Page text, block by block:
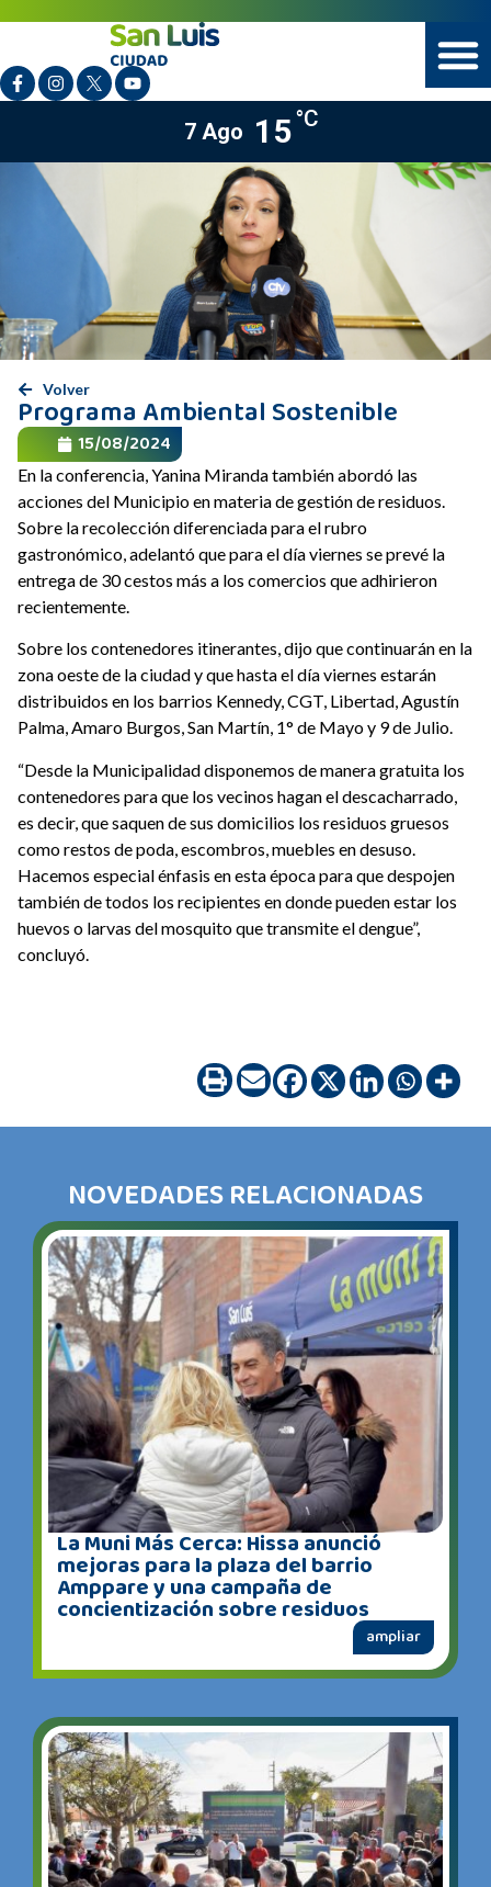
7 Ago 15°C
Volver
Programa Ambiental Sostenible
15/08/2024
En la conferencia, Yanina Miranda también abordó las
acciones del Municipio en materia de gestión de residuos.
Sobre la recolección diferenciada para el rubro
gastronómico, adelantó que para el día viernes se prevé la
entrega de 30 cestos más a los comercios que adhirieron
recientemente.
Sobre los contenedores itinerantes, dijo que continuarán en la
zona oeste de la ciudad y que hasta el día viernes estarán
distribuidos en los barrios Kennedy, CGT, Libertad, Agustín
Palma, Amaro Burgos, San Martín, 1° de Mayo y 9 de Julio.
“Desde la Municipalidad disponemos de manera gratuita los
contenedores para que los vecinos hagan el descacharrado,
es decir, que saquen de sus domicilios los residuos gruesos
como restos de poda, escombros, muebles en desuso.
Hacemos especial énfasis en esta época para que despojen
también de todos los recipientes en donde pueden estar los
huevos o larvas del mosquito que transmite el dengue”,
concluyó.
NOVEDADES RELACIONADAS
La Muni Más Cerca: Hissa anunció
mejoras para la plaza del barrio
Amppare y una campaña de
concientización sobre residuos
ampliar